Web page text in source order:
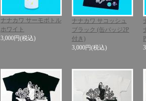
ナナカワ サーモボトル
ホワイト
3,000円(税込)
ナナカワ サコッシュ
ブラック (缶バッジ2P
付き)
3,000円(税込)